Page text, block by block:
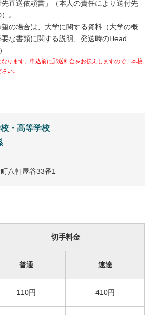
直送依頼書」（本人の責任により送付先
。
の場合は、大学に関する資料（大学の概
な書類に関する説明、発送時のHead
ります。申込前に郵送料金をお伝えしますので、本校
い。
・高等学校
八軒屋谷33番1
切手料金
普通 速達
110円 410円